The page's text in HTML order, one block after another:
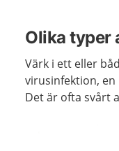
Olika typer
Värk i ett eller
virusinfektion,
Det är ofta svårt